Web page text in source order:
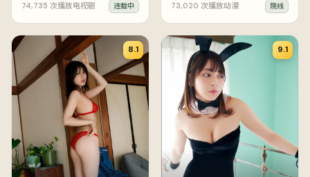
74,735 次播放电视剧 连载中 73,020 次播放动漫 院线
8.1 9.1